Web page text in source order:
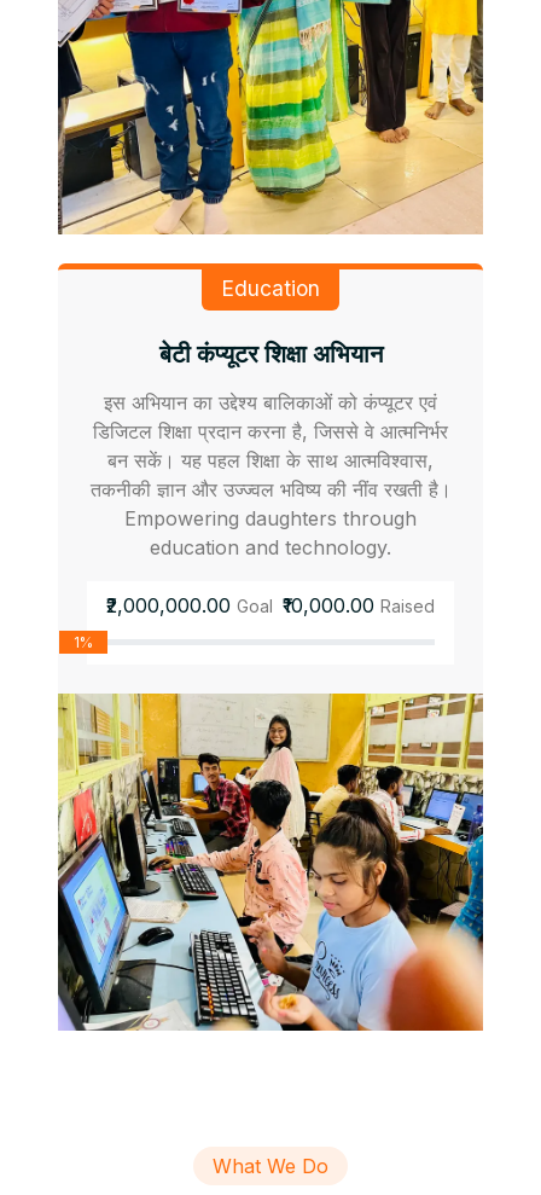
Education
बेटी कंप्यूटर शिक्षा अभियान
इस अभियान का उद्देश्य बालिकाओं को कंप्यूटर एवं
डिजिटल शिक्षा प्रदान करना है, जिससे वे आत्मनिर्भर
बन सकें। यह पहल शिक्षा के साथ आत्मविश्वास,
तकनीकी ज्ञान और उज्ज्वल भविष्य की नींव रखती है।
Empowering daughters through
education and technology.
₹2,000,000.00 Goal ₹10,000.00 Raised
1%
What We Do